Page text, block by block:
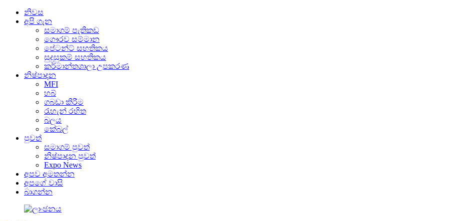
නිවස
අපි ගැන
සමාගම් පැතිකඩ
ගෞරව සම්මාන
පේටන්ට් සහතිකය
සුදුසුකම් සහතිකය
කර්මාන්තශාලා උපකරණ
නිෂ්පාදන
MFI
හබ්
ගබඩා කිරීම
රැහැන් රහිත
බලය
කේබල්
පුවත්
සමාගම් පුවත්
නිෂ්පාදන පුවත්
Expo News
අපව අමතන්න
අපගේ වාසි
බාගන්න